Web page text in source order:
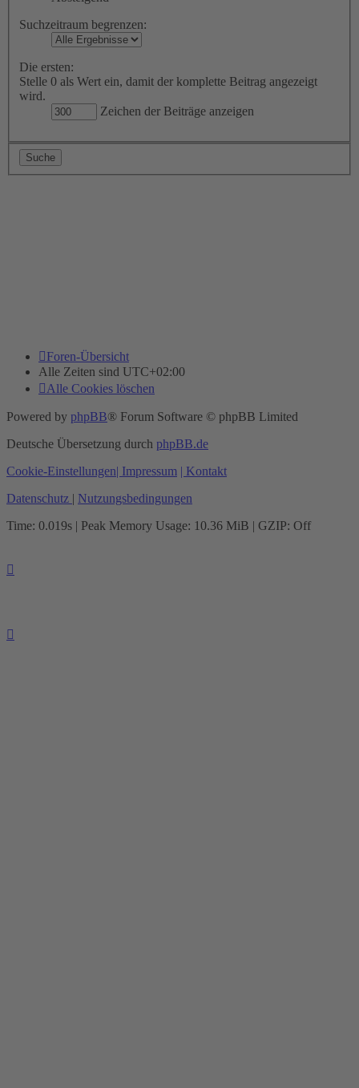
Suchzeitraum begrenzen:
Die ersten:
Stelle 0 als Wert ein, damit der komplette Beitrag angezeigt
wird.
Zeichen der Beiträge anzeigen
Foren-Übersicht
Alle Zeiten sind UTC+02:00
Alle Cookies löschen
Powered by phpBB® Forum Software © phpBB Limited
Deutsche Übersetzung durch phpBB.de
Cookie-Einstellungen| Impressum | Kontakt
Datenschutz | Nutzungsbedingungen
Time: 0.019s | Peak Memory Usage: 10.36 MiB | GZIP: Off